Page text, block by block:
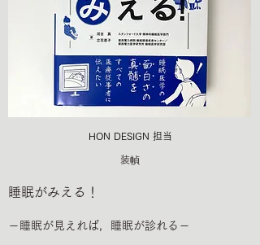
HON DESIGN​ 担当
装幀
睡眠がみえる！
－睡眠が見えれば，睡眠が診れる－